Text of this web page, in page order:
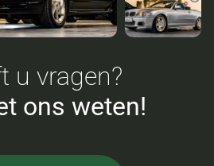
u vragen?
ons weten!